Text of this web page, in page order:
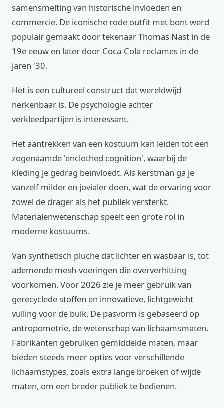
samensmelting van historische invloeden en
commercie. De iconische rode outfit met bont werd
populair gemaakt door tekenaar Thomas Nast in de
19e eeuw en later door Coca-Cola reclames in de
jaren '30.
Het is een cultureel construct dat wereldwijd
herkenbaar is. De psychologie achter
verkleedpartijen is interessant.
Het aantrekken van een kostuum kan leiden tot een
zogenaamde 'enclothed cognition', waarbij de
kleding je gedrag beïnvloedt. Als kerstman ga je
vanzelf milder en jovialer doen, wat de ervaring voor
zowel de drager als het publiek versterkt.
Materialenwetenschap speelt een grote rol in
moderne kostuums.
Van synthetisch pluche dat lichter en wasbaar is, tot
ademende mesh-voeringen die oververhitting
voorkomen. Voor 2026 zie je meer gebruik van
gerecyclede stoffen en innovatieve, lichtgewicht
vulling voor de buik. De pasvorm is gebaseerd op
antropometrie, de wetenschap van lichaamsmaten.
Fabrikanten gebruiken gemiddelde maten, maar
bieden steeds meer opties voor verschillende
lichaamstypes, zoals extra lange broeken of wijde
maten, om een breder publiek te bedienen.